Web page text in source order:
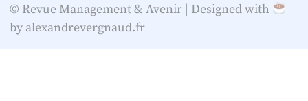
© Revue Management & Avenir | Designed with
by alexandrevergnaud.fr